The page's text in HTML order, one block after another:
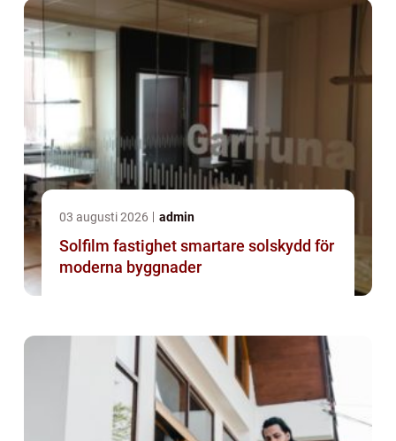
03 augusti 2026 admin
Solfilm fastighet smartare solskydd för
moderna byggnader